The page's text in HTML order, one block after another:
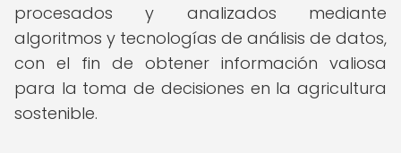
procesados y analizados mediante
algoritmos y tecnologías de análisis de datos,
con el fin de obtener información valiosa
para la toma de decisiones en la agricultura
sostenible.